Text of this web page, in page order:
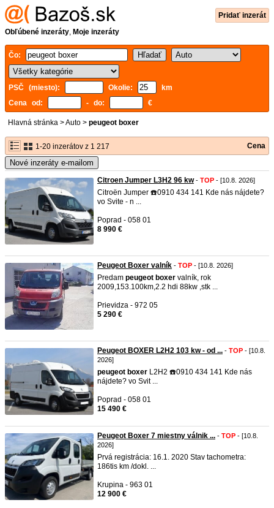
Pridať inzerát
Obľúbené inzeráty, Moje inzeráty
Čo:
PSČ (miesto): Okolie:
km
Cena od:
- do: €
Hlavná stránka >Auto > peugeot boxer
1-20 inzerátov z 1 217 Cena
Nové inzeráty e-mailom
Citroen Jumper L3H2 96 kw- TOP - [10.8. 2026]
Citroën Jumper ☎️0910 434 141 Kde nás nájdete?
vo Svite - n ...
Poprad - 058 01
8 990 €
Peugeot Boxer valník - TOP - [10.8. 2026]
Predam peugeot boxer valník, rok
2009,153.100km,2.2 hdi 88kw ,stk ...
Prievidza - 972 05
5 290 €
Peugeot BOXER L2H2 103 kw - od ... - TOP - [10.8.
2026]
peugeot boxer L2H2 ☎️0910 434 141 Kde nás
nájdete? vo Svit ...
Poprad - 058 01
15 490 €
Peugeot Boxer 7 miestny válnik ... - TOP - [10.8.
2026]
Prvá registrácia: 16.1. 2020 Stav tachometra:
186tis km /dokl. ...
Krupina - 963 01
12 900 €